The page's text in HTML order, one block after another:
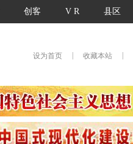
创客 V R 县区
设为首页 收藏本站